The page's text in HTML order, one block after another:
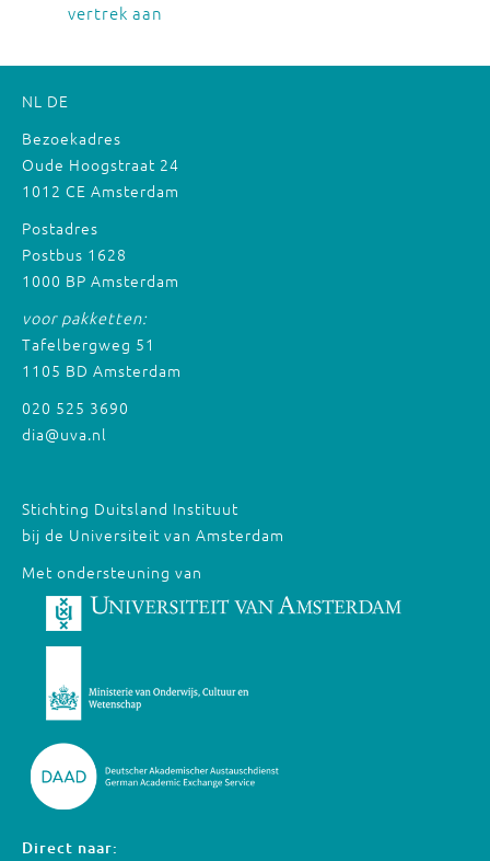
vertrek aan
NL DE
Bezoekadres
Oude Hoogstraat 24
1012 CE Amsterdam
Postadres
Postbus 1628
1000 BP Amsterdam
voor pakketten:
Tafelbergweg 51
1105 BD Amsterdam
020 525 3690
dia@uva.nl
Stichting Duitsland Instituut
bij de Universiteit van Amsterdam
Met ondersteuning van
Direct naar: